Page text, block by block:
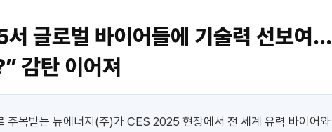
글로벌 바이어들에 기술력 선보여…
감탄 이어져
주목받는 뉴에너지(주)가 CES 2025 현장에서 전 세계 유력 바이어와